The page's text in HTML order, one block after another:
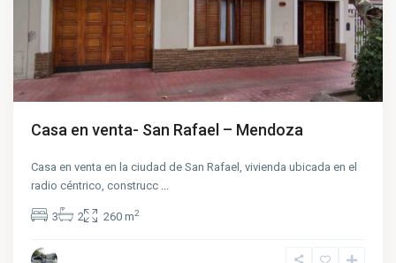
Casa en venta- San Rafael – Mendoza
Casa en venta en la ciudad de San Rafael, vivienda ubicada en el
radio céntrico, construcc ...
3 2 260 m2